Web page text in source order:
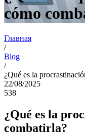
cómo
Главная
/
Blog
/
¿Qué es la
22/08/2025
538
¿Qué es la
combatirla?